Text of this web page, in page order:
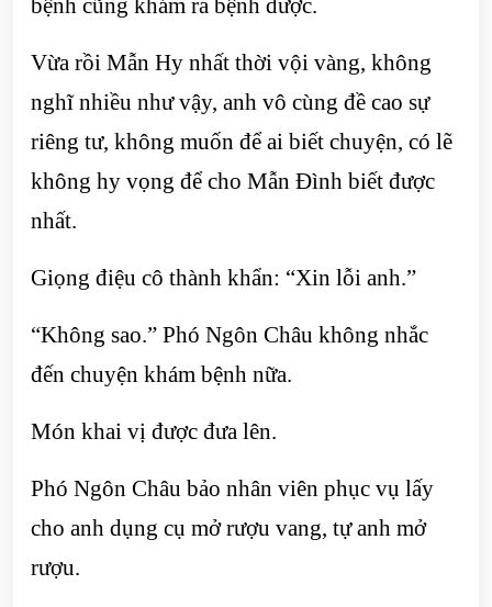
bệnh cũng khám ra bệnh được.
Vừa rồi Mẫn Hy nhất thời vội vàng, không
nghĩ nhiều như vậy, anh vô cùng đề cao sự
riêng tư, không muốn để ai biết chuyện, có lẽ
không hy vọng để cho Mẫn Đình biết được
nhất.
Giọng điệu cô thành khẩn: “Xin lỗi anh.”
“Không sao.” Phó Ngôn Châu không nhắc
đến chuyện khám bệnh nữa.
Món khai vị được đưa lên.
Phó Ngôn Châu bảo nhân viên phục vụ lấy
cho anh dụng cụ mở rượu vang, tự anh mở
rượu.